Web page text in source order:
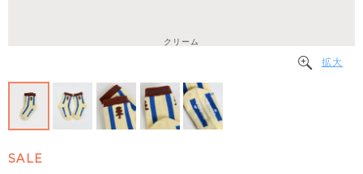
クリーム
拡大
SALE